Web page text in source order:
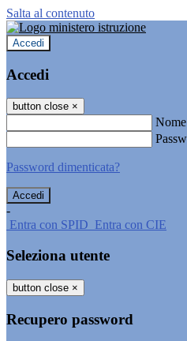
Salta al contenuto
Accedi
Accedi
button close ×
Password dimenticata?
-
Entra con SPID Entra con CIE
Seleziona utente
button close ×
Recupero password